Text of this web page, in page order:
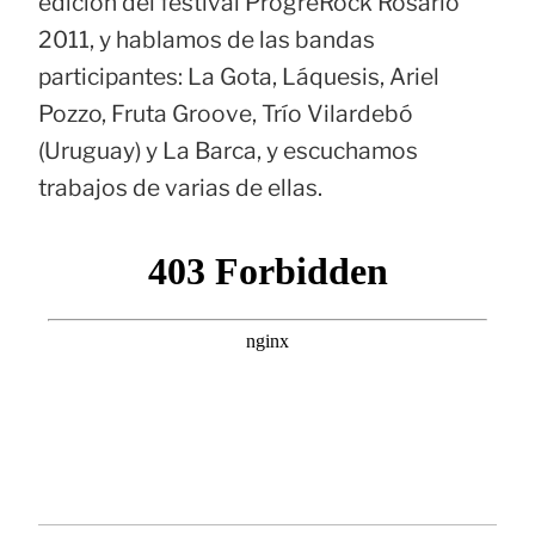
2011, y hablamos de las bandas
participantes: La Gota, Láquesis, Ariel
Pozzo, Fruta Groove, Trío Vilardebó
(Uruguay) y La Barca, y escuchamos
trabajos de varias de ellas.